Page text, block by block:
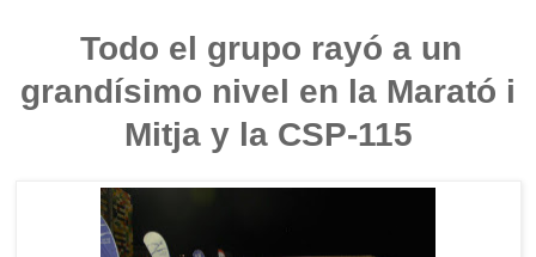
Todo el grupo rayó a un
grandísimo nivel en la Marató i
Mitja y la CSP-115